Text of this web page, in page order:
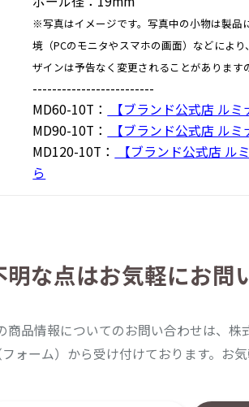
※写真はイメージです。写真中の小物は製
境（PCのモニタやスマホの画面）などによ
ザインは予告なく変更されることがあります
-------------------------
MD60-10T：
【ブランド公式店 ル
MD90-10T：
【ブランド公式店 ル
MD120-10T：
【ブランド公式店 ル
ら
明な点はお気軽にお問
商品情報についてのお問い合わせは、
ォーム）から受け付けております。お